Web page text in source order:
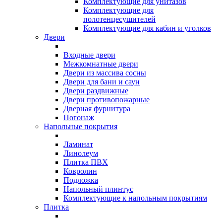
Комплектующие для
полотенцесушителей
Комплектующие для кабин и уголков
Двери
Входные двери
Межкомнатные двери
Двери из массива сосны
Двери для бани и саун
Двери раздвижные
Двери противопожарные
Дверная фурнитура
Погонаж
Напольные покрытия
Ламинат
Линолеум
Плитка ПВХ
Ковролин
Подложка
Напольный плинтус
Комплектующие к напольным покрытиям
Плитка